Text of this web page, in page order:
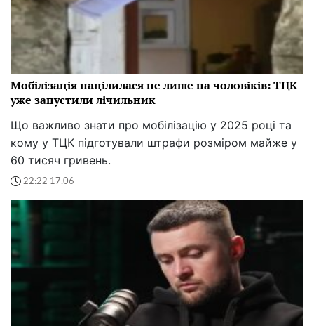
Мобілізація націлилася не лише на чоловіків: ТЦК
уже запустили лічильник
Що важливо знати про мобілізацію у 2025 році та
кому у ТЦК підготували штрафи розміром майже у
60 тисяч гривень.
22:22 17.06